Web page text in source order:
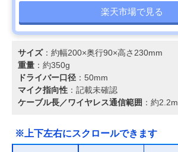
楽天市場で見る
サイズ：約幅200×奥行90×高さ230mm
重量 ：約350g
ドライバー口径 ：50mm
マイク指向性 ：記載未確認
ケーブル長／ワイヤレス通信範囲 ：約2.2m
※上下左右にスクロールできます